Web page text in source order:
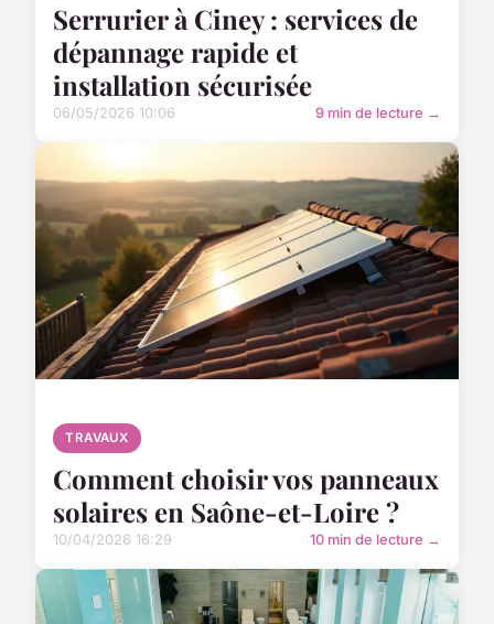
Serrurier à Ciney : services de
dépannage rapide et
installation sécurisée
06/05/2026 10:06 9 min de lecture →
TRAVAUX
Comment choisir vos panneaux
solaires en Saône-et-Loire ?
10/04/2026 16:29 10 min de lecture →